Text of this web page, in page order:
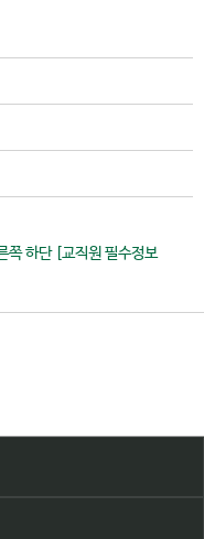
쪽 하단 [교직원 필수정보